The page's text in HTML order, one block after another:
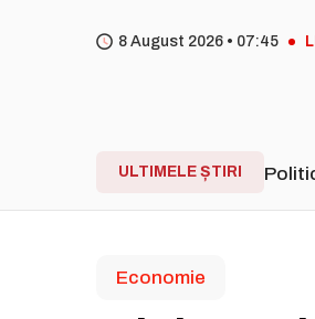
8 August 2026 • 07 45
ULTIMELE ȘTIRI
Economie